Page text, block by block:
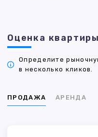
Оценка квартиры
Определите
в несколько кликов.
ПРОДАЖА АРЕНДА